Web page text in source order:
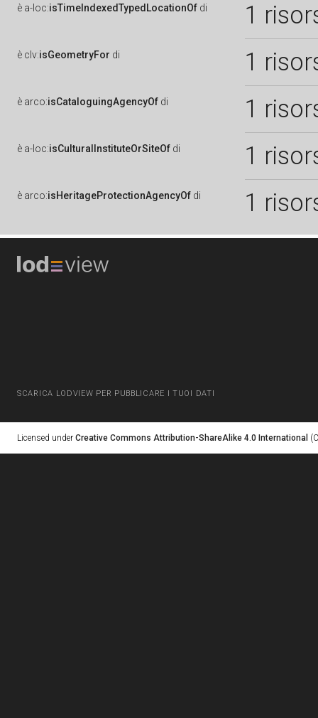
è a-loc:isTimeIndexedTypedLocationOf di 1
è clv:isGeometryFor di 1
è arco:isCataloguingAgencyOf di 1
è a-loc:isCulturalInstituteOrSiteOf di 1
è arco:isHeritageProtectionAgencyOf di 1
SCARICA LODVIEW PER PUBBLICARE I TUOI DATI
Licensed under Creative Commons Attribution-ShareAlike 4.0 International